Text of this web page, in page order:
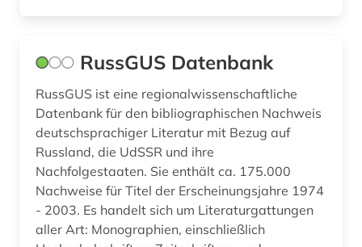
jahrbuch (1)
japanologie (1)
japanstudien (1)
jordanien (1)
judaistik (2)
juden (1)
RussGUS Datenbank
RussGUS ist eine regionalwissenschaftliche
Datenbank für den bibliographischen Nachweis
deutschsprachiger Literatur mit Bezug auf
Russland, die UdSSR und ihre
Nachfolgestaaten. Sie enthält ca. 175.000
Nachweise für Titel der Erscheinungsjahre 1974
- 2003. Es handelt sich um Literaturgattungen
aller Art: Monographien, einschließlich